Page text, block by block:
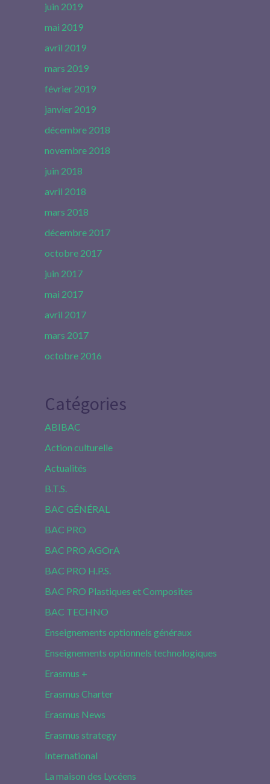
juin 2019
mai 2019
avril 2019
mars 2019
février 2019
janvier 2019
décembre 2018
novembre 2018
juin 2018
avril 2018
mars 2018
décembre 2017
octobre 2017
juin 2017
mai 2017
avril 2017
mars 2017
octobre 2016
Catégories
ABIBAC
Action culturelle
Actualités
B.T.S.
BAC GÉNÉRAL
BAC PRO
BAC PRO AGOrA
BAC PRO H.P.S.
BAC PRO Plastiques et Composites
BAC TECHNO
Enseignements optionnels généraux
Enseignements optionnels technologiques
Erasmus +
Erasmus Charter
Erasmus News
Erasmus strategy
International
La maison des Lycéens